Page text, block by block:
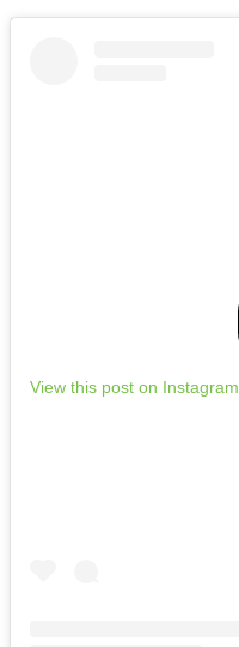
View this post on Instagram